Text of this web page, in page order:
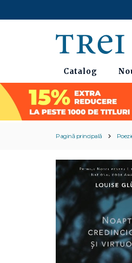
Catalog
Pagină principală